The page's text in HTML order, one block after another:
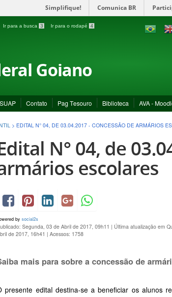
Simplifique! Comunica BR
Ir para a busca 3 Ir para o rodapé 4
Goiano
SUAP Contato Pag Tesouro Biblioteca AVA -
> EDITAL N° 04, DE 03.04.2017 - CONCESSÃO DE ARMÁRIOS
N° 04, de
escolares
by social2s
Segunda, 03 de Abril de 2017, 09h11 | Última atualização em
de 2017, 16h41 | Acessos: 1758
mais para sobre a concessão de
presente edital destina-se a beneficiar os alunos